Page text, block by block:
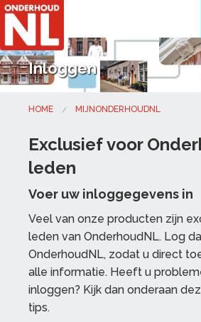
Inloggen
HOME MIJNONDERHOUDNL
Exclusief voor
leden
Voer uw inloggegevens in
Veel van onze producten zijn
leden van OnderhoudNL. Log
OnderhoudNL, zodat u direct
alle informatie. Heeft u
inloggen? Kijk dan onderaan
tips.